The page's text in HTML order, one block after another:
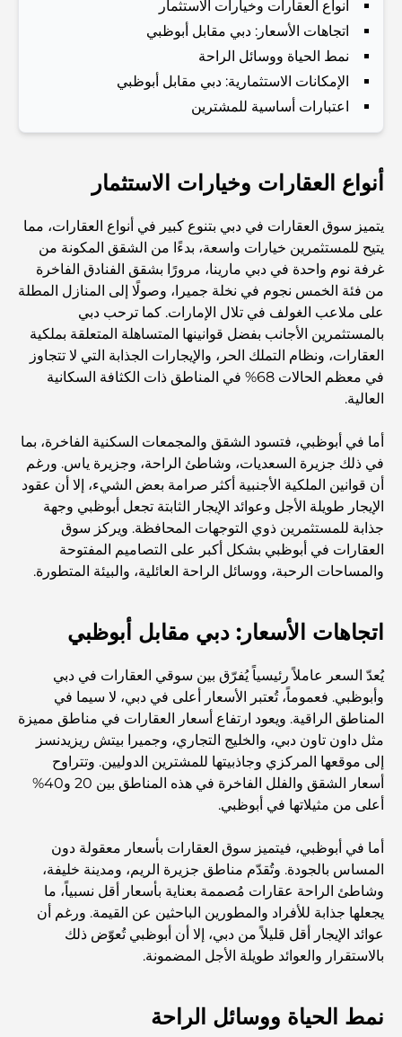
Dubai Vision 2040 - Green Living, Scenic Routes
and a Smarter Metro Network
أفضل المقاهي في دبي بإطلالة خلابة: مزيج مثالي من المذاق
الرائع والمناظر الطبيعية الساحرة
مطاعم بإطلالة على برج العرب: تجربة طعام استثنائية في دبي
دليل شامل لأندية شاطئ نخلة جميرا لعام 2026
المطاعم الإيطالية في وسط مدينة دبي: تذوق إيطاليا في قلب
المدينة
أفضل 7 نوادي رياضية في دبي هيلز: اللياقة البدنية في أبهى
صورها
الدليل الأمثل لمطاعم الطعام الفاخر في نخلة جميرا
اكتشف أفضل وجبة إفطار في منطقة الخليج التجاري، دبي
المستشفيات الحكومية في دبي: رعاية صحية شاملة للجميع
أغلى سيارة لامبورغيني على الإطلاق: قائمة هواة الجمع
أغلى مدارس جيمس في دبي: دليل شامل للآباء
أفضل المدارس القريبة من داماك هيلز 2: دليل للعائلات
أفضل المطاعم الهندية في دبي: رحلة طهي
اكتشف ممشى نخلة جميرا: جولة بين الفخامة والإطلالات الخلابة
أفضل المناطق للسكن في دبي مع العائلة: اكتشف أفضل
فنادق الخمس نجوم في دبي: فخامة لا مثيل لها لكل مسافر
أنواع العقارات وخيارات الاستثمار
اتجاهات الأسعار: دبي مقابل أبوظبي
نمط الحياة ووسائل الراحة
الإمكانات الاستثمارية: دبي مقابل أبوظبي
اعتبارات أساسية للمشترين
أنواع العقارات وخيارات الاستثمار
يتميز سوق العقارات في دبي بتنوع كبير في أنواع العقارات، مما
يتيح للمستثمرين خيارات واسعة، بدءًا من الشقق المكونة من
غرفة نوم واحدة في دبي مارينا، مرورًا بشقق الفنادق الفاخرة
من فئة الخمس نجوم في نخلة جميرا، وصولًا إلى المنازل المطلة
على ملاعب الغولف في تلال الإمارات. كما ترحب دبي
بالمستثمرين الأجانب بفضل قوانينها المتساهلة المتعلقة بملكية
العقارات، ونظام التملك الحر، والإيجارات الجذابة التي لا تتجاوز
في معظم الحالات 68% في المناطق ذات الكثافة السكانية
العالية.
أما في أبوظبي، فتسود الشقق والمجمعات السكنية الفاخرة، بما
في ذلك جزيرة السعديات، وشاطئ الراحة، وجزيرة ياس. ورغم
أن قوانين الملكية الأجنبية أكثر صرامة بعض الشيء، إلا أن عقود
الإيجار طويلة الأجل وعوائد الإيجار الثابتة تجعل أبوظبي وجهة
جذابة للمستثمرين ذوي التوجهات المحافظة. ويركز سوق
العقارات في أبوظبي بشكل أكبر على التصاميم المفتوحة
والمساحات الرحبة، ووسائل الراحة العائلية، والبيئة المتطورة.
اتجاهات الأسعار: دبي مقابل أبوظبي
يُعدّ السعر عاملاً رئيسياً يُفرّق بين سوقي العقارات في دبي
وأبوظبي. فعموماً، تُعتبر الأسعار أعلى في دبي، لا سيما في
المناطق الراقية. ويعود ارتفاع أسعار العقارات في مناطق مميزة
مثل داون تاون دبي، والخليج التجاري، وجميرا بيتش ريزيدنسز
إلى موقعها المركزي وجاذبيتها للمشترين الدوليين. وتتراوح
أسعار الشقق والفلل الفاخرة في هذه المناطق بين 20 و40%
أعلى من مثيلاتها في أبوظبي.
أما في أبوظبي، فيتميز سوق العقارات بأسعار معقولة دون
المساس بالجودة. وتُقدّم مناطق جزيرة الريم، ومدينة خليفة،
وشاطئ الراحة عقارات مُصممة بعناية بأسعار أقل نسبياً، ما
يجعلها جذابة للأفراد والمطورين الباحثين عن القيمة. ورغم أن
عوائد الإيجار أقل قليلاً من دبي، إلا أن أبوظبي تُعوّض ذلك
بالاستقرار والعوائد طويلة الأجل المضمونة.
نمط الحياة ووسائل الراحة